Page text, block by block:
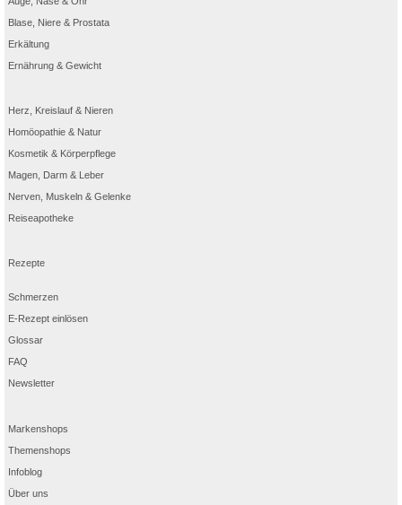
Blase, Niere & Prostata
Erkältung
Ernährung & Gewicht
Herz, Kreislauf & Nieren
Homöopathie & Natur
Kosmetik & Körperpflege
Magen, Darm & Leber
Nerven, Muskeln & Gelenke
Reiseapotheke
Rezepte
Schmerzen
E-Rezept einlösen
Glossar
FAQ
Newsletter
Markenshops
Themenshops
Infoblog
Über uns